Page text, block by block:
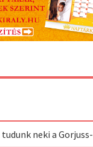
tudunk neki a